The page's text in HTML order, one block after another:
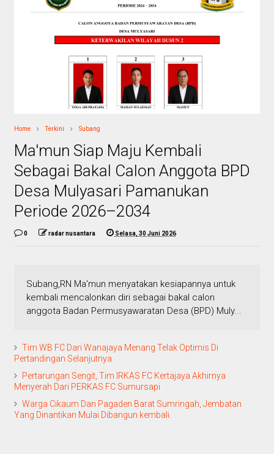
Home Terkini Subang
Ma'mun Siap Maju Kembali
Sebagai Bakal Calon Anggota BPD
Desa Mulyasari Pamanukan
Periode 2026–2034
0 radar nusantara Selasa, 30 Juni 2026
Subang,RN Ma'mun menyatakan kesiapannya untuk
kembali mencalonkan diri sebagai bakal calon
anggota Badan Permusyawaratan Desa (BPD) Muly...
Tim WB FC Dari Wanajaya Menang Telak Optimis Di
Pertandingan Selanjutnya
Pertarungan Sengit, Tim IRKAS FC Kertajaya Akhirnya
Menyerah Dari PERKAS FC Sumursapi
Warga Cikaum Dan Pagaden Barat Sumringah, Jembatan
Yang Dinantikan Mulai Dibangun kembali.